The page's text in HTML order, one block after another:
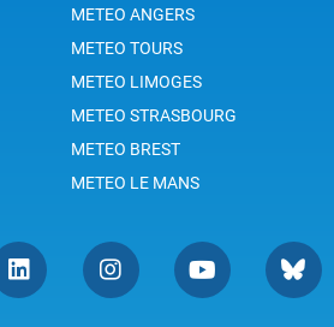
METEO ANGERS
METEO TOURS
METEO LIMOGES
METEO STRASBOURG
METEO BREST
METEO LE MANS